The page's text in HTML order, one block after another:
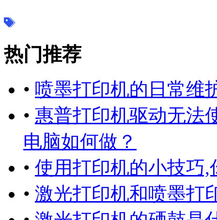
热门推荐
• 喷墨打印机的日常维
• 惠普打印机驱动无法
电脑如何做？
• 使用打印机的小技巧,
• 激光打印机和喷墨打